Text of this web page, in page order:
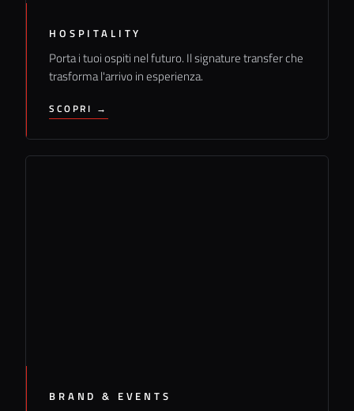
HOSPITALITY
Porta i tuoi ospiti nel futuro. Il signature transfer che
trasforma l'arrivo in esperienza.
SCOPRI →
BRAND & EVENTS